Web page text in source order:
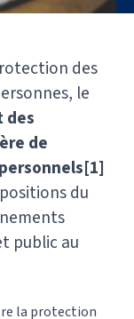
des
le
des
de
du
public au
la protection